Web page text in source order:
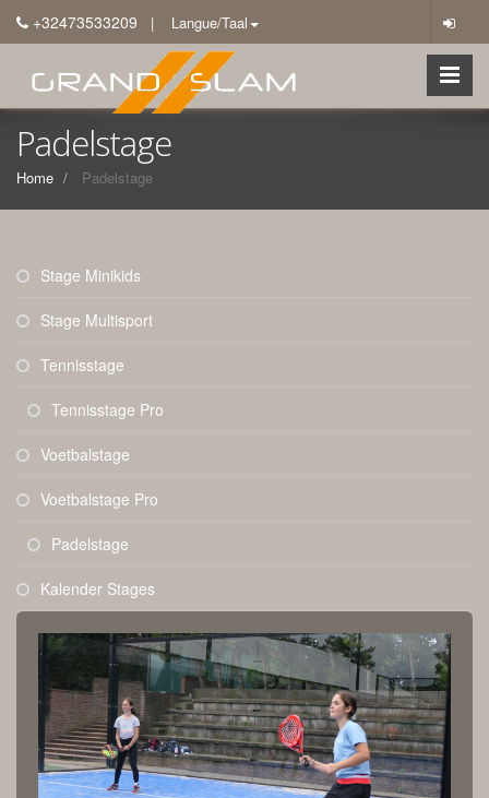
+32473533209 | Langue/Taal
Padelstage
Home Padelstage
Stage Minikids
Stage Multisport
Tennisstage
Tennisstage Pro
Voetbalstage
Voetbalstage Pro
Padelstage
Kalender Stages